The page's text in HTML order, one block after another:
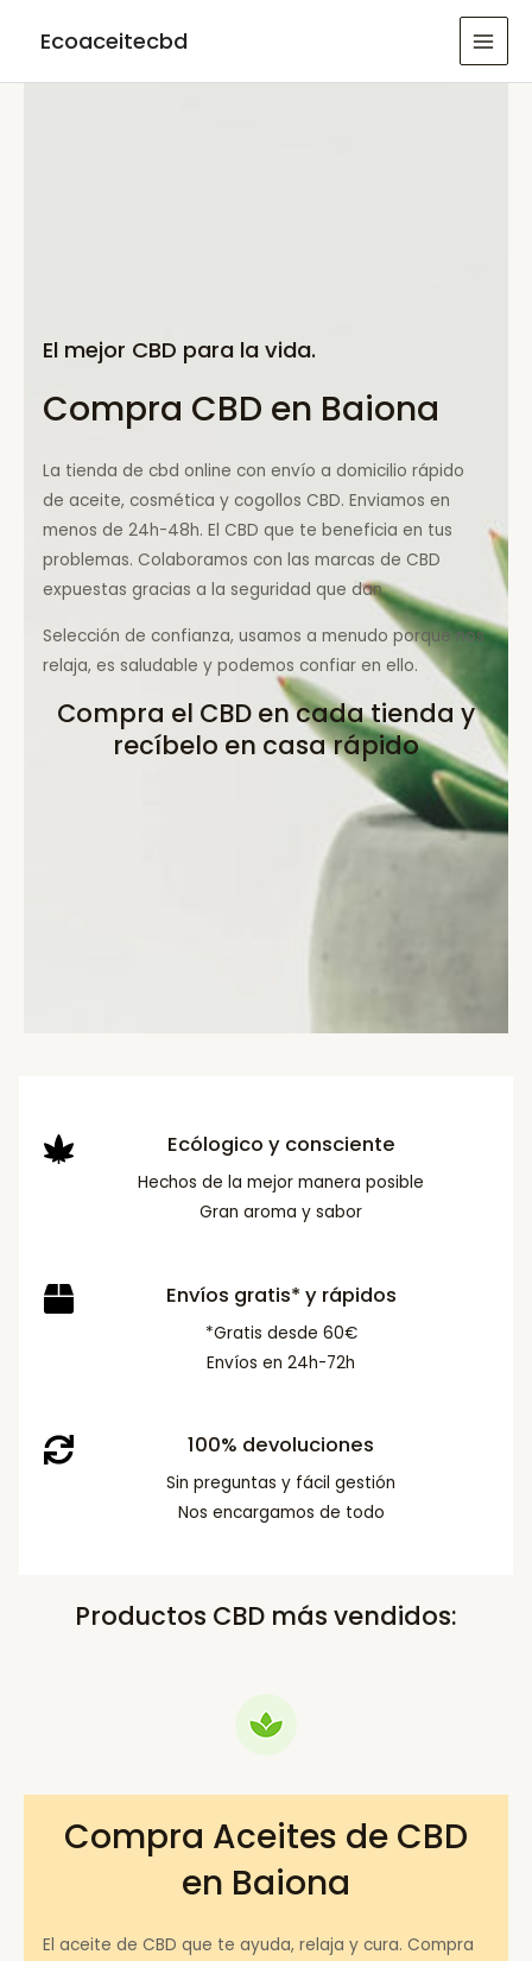
Ecoaceitecbd
El mejor CBD para la vida.
Compra CBD en Baiona
La tienda de cbd online con envío a domicilio rápido
de aceite, cosmética y cogollos CBD. Enviamos en
menos de 24h-48h. El CBD que te beneficia en tus
problemas. Colaboramos con las marcas de CBD
expuestas gracias a la seguridad que dan.
Selección de confianza, usamos a menudo porque nos
relaja, es saludable y podemos confiar en ello.
Compra el CBD en cada tienda y
recíbelo en casa rápido
Ecólogico y consciente
Hechos de la mejor manera posible
Gran aroma y sabor
Envíos gratis* y rápidos
*Gratis desde 60€
Envíos en 24h-72h
100% devoluciones
Sin preguntas y fácil gestión
Nos encargamos de todo
Productos CBD más vendidos:
Compra Aceites de CBD
en Baiona
El aceite de CBD que te ayuda, relaja y cura. Compra